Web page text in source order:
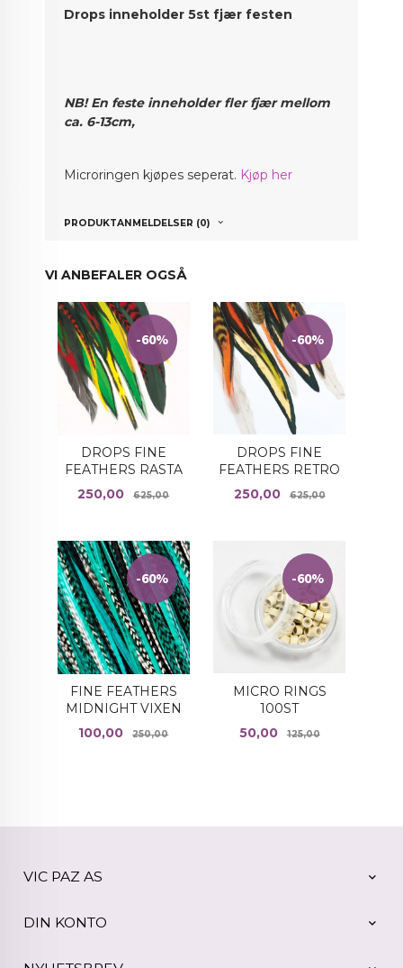
Drops inneholder 5st fjær festen
NB! En feste inneholder fler fjær mellom
ca. 6-13cm,
Microringen kjøpes seperat. Kjøp her
PRODUKTANMELDELSER (0)
VI ANBEFALER OGSÅ
DROPS FINE
FEATHERS RASTA
Tilbud
250,00 625,00Rabatt
-60%
DROPS FINE
FEATHERS RETRO
Tilbud
250,00 625,00Rabatt
-60%
FINE FEATHERS
MIDNIGHT VIXEN
Tilbud
100,00 250,00Rabatt
-60%
MICRO RINGS
100ST
Tilbud
50,00 125,00Rabatt
-60%
VIC PAZ AS
DIN KONTO